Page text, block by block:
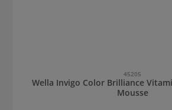
45205
Wella Invigo Color Brilliance
Mousse